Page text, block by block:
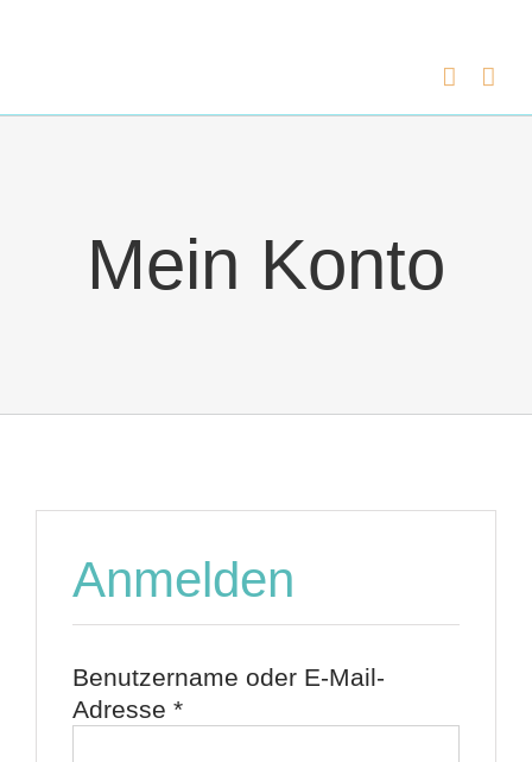
Mein Konto
Anmelden
Benutzername oder E-Mail-
Adresse *Erforderlich